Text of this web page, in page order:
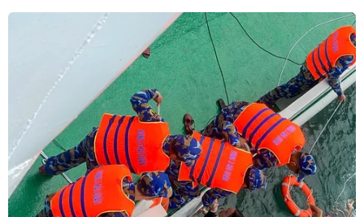
Ảnh minh họa. (Nguồn: Vietcombank)
Trong chiều qua và sáng nay (20/6), hầu hết các
ngân hàng điều chỉnh tăng giá mua - bán USD